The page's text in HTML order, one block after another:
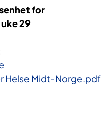
for
29
Helse Midt-Norge.pdf